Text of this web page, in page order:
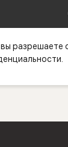
разрешаете